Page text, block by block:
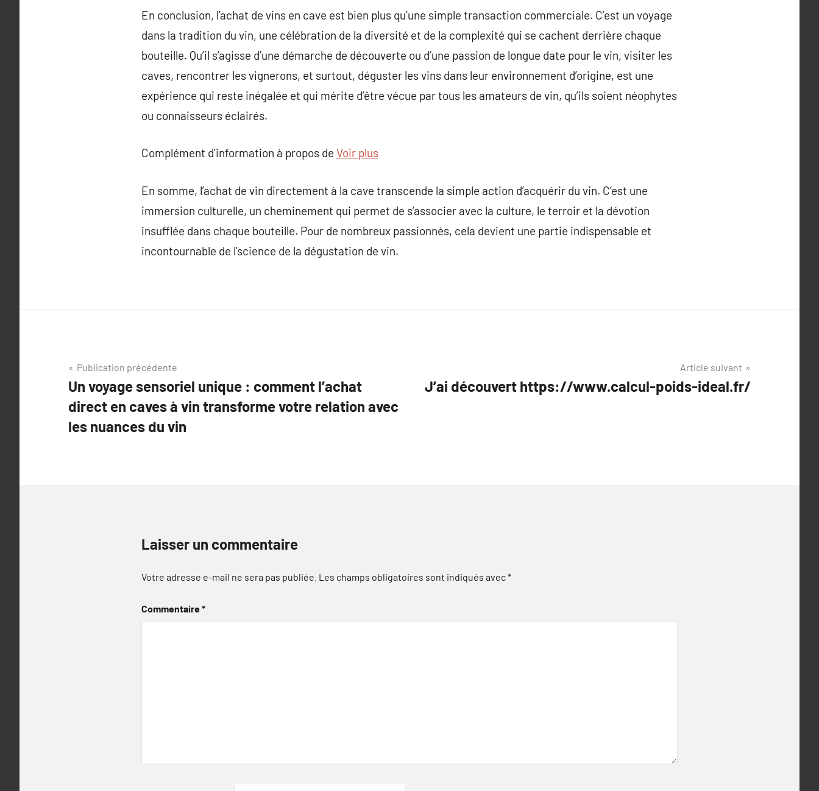
En conclusion, l’achat de vins en cave est bien plus qu’une simple transaction commerciale. C’est un voyage
dans la tradition du vin, une célébration de la diversité et de la complexité qui se cachent derrière chaque
bouteille. Qu’il s’agisse d’une démarche de découverte ou d’une passion de longue date pour le vin, visiter les
caves, rencontrer les vignerons, et surtout, déguster les vins dans leur environnement d’origine, est une
expérience qui reste inégalée et qui mérite d’être vécue par tous les amateurs de vin, qu’ils soient néophytes
ou connaisseurs éclairés.
Complément d’information à propos de Voir plus
En somme, l’achat de vin directement à la cave transcende la simple action d’acquérir du vin. C’est une
immersion culturelle, un cheminement qui permet de s’associer avec la culture, le terroir et la dévotion
insufflée dans chaque bouteille. Pour de nombreux passionnés, cela devient une partie indispensable et
incontournable de l’science de la dégustation de vin.
Navigation
de
l’article
Publication précédente
Un voyage sensoriel unique : comment l’achat
direct en caves à vin transforme votre relation avec
les nuances du vin
Article suivant
J’ai découvert https://www.calcul-poids-ideal.fr/
Laisser un commentaire
Votre adresse e-mail ne sera pas publiée. Les champs obligatoires sont indiqués avec*
Commentaire*